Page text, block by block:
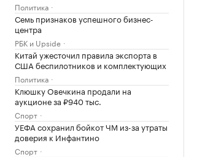
Политика
Семь признаков успешного бизнес-
центра
РБК и Upside
Китай ужесточил правила экспорта в
США беспилотников и комплектующих
Политика
Клюшку Овечкина продали на
аукционе за ₽940 тыс.
Спорт
УЕФА сохранил бойкот ЧМ из-за утраты
доверия к Инфантино
Спорт